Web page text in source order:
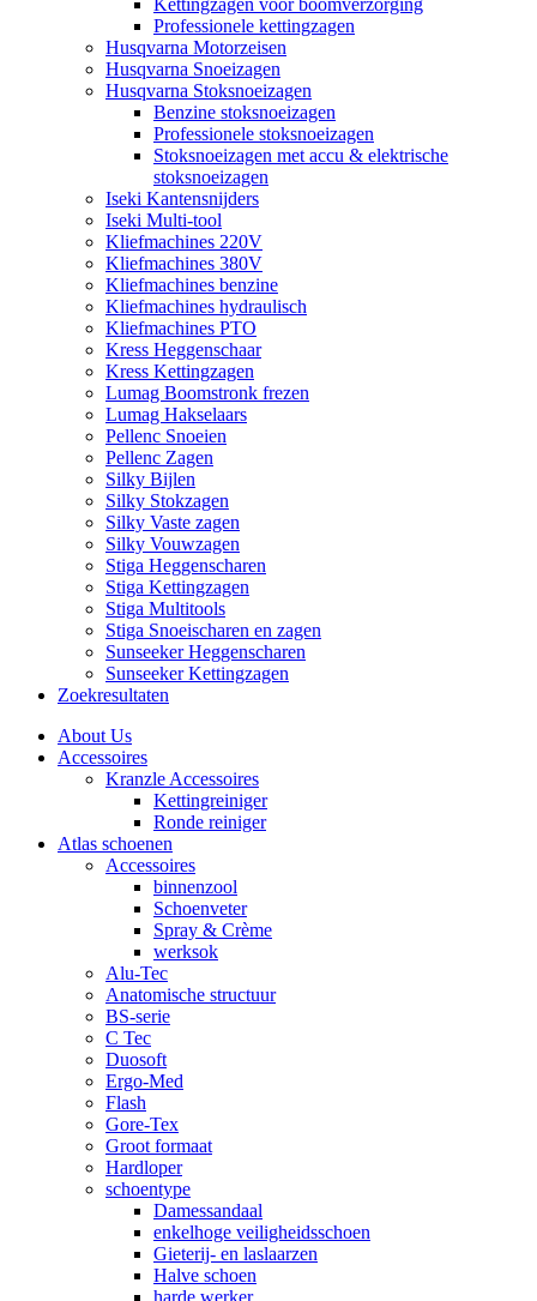
Professionele kettingzagen
Husqvarna Motorzeisen
Husqvarna Snoeizagen
Husqvarna Stoksnoeizagen
Benzine stoksnoeizagen
Professionele stoksnoeizagen
Stoksnoeizagen met accu & elektrische
stoksnoeizagen
Iseki Kantensnijders
Iseki Multi-tool
Kliefmachines 220V
Kliefmachines 380V
Kliefmachines benzine
Kliefmachines hydraulisch
Kliefmachines PTO
Kress Heggenschaar
Kress Kettingzagen
Lumag Boomstronk frezen
Lumag Hakselaars
Pellenc Snoeien
Pellenc Zagen
Silky Bijlen
Silky Stokzagen
Silky Vaste zagen
Silky Vouwzagen
Stiga Heggenscharen
Stiga Kettingzagen
Stiga Multitools
Stiga Snoeischaren en zagen
Sunseeker Heggenscharen
Sunseeker Kettingzagen
Zoekresultaten
About Us
Accessoires
Kranzle Accessoires
Kettingreiniger
Ronde reiniger
Atlas schoenen
Accessoires
binnenzool
Schoenveter
Spray & Crème
werksok
Alu-Tec
Anatomische structuur
BS-serie
C Tec
Duosoft
Ergo-Med
Flash
Gore-Tex
Groot formaat
Hardloper
schoentype
Damessandaal
enkelhoge veiligheidsschoen
Gieterij- en laslaarzen
Halve schoen
harde werker